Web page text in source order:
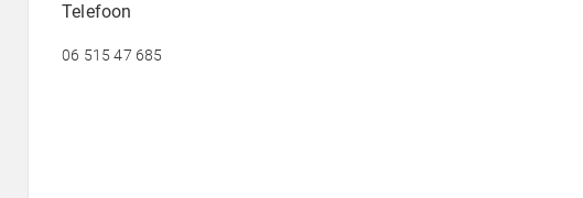
Telefoon
06 515 47 685